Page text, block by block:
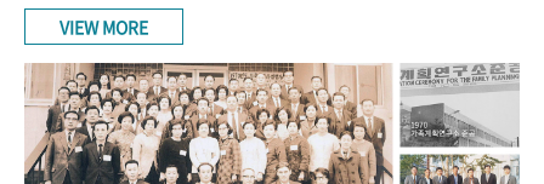
VIEW MORE